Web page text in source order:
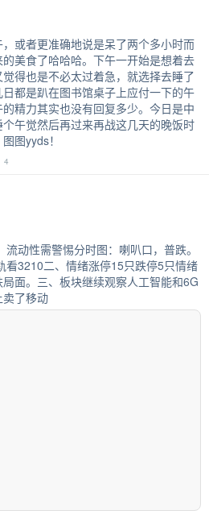
或者更准确地说是呆了两个多小时而
美食了哈哈哈。下午一开始是想着去
得也是不必太过着急，就选择去睡了
都是趴在图书馆桌子上应付一下的午
精力其实也没有回复多少。今日是中
午觉然后再过来再战这几天的晚饭时
图yyds！
4
动性需警惕分时图：喇叭口，普跌。
看3210二、情绪涨停15只跌停5只情绪
面。三、板块继续观察人工智能和6G
了移动